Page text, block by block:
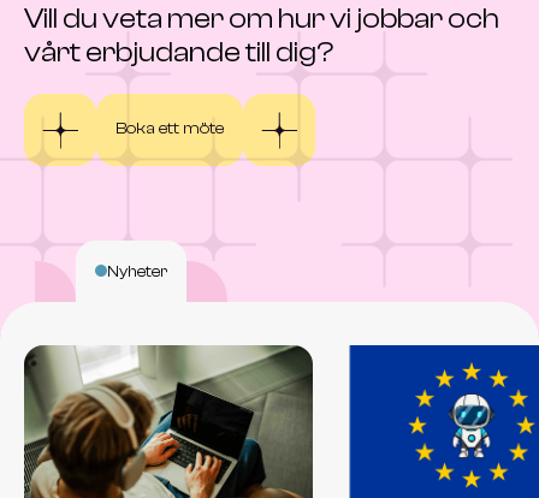
Vill du veta mer om hur vi jobbar och
vårt erbjudande till dig?
Boka ett möte
Nyheter